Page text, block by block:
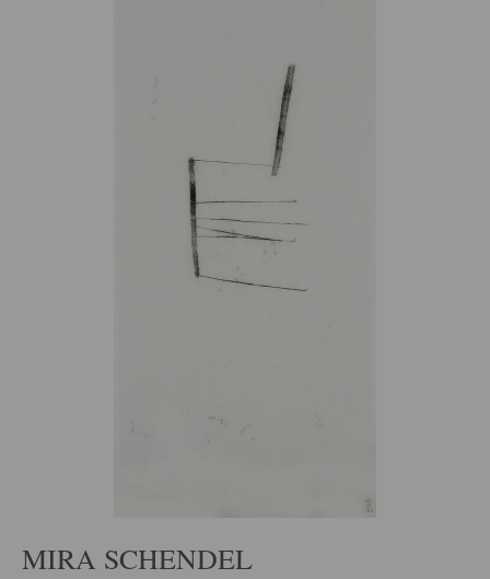
MIRA SCHENDEL